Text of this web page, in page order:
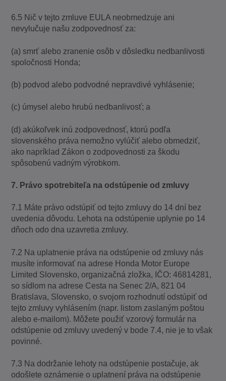
6.5 Nič v tejto zmluve EULA neobmedzuje ani
nevylučuje našu zodpovednosť za:
(a) smrť alebo zranenie osôb v dôsledku nedbanlivosti
spoločnosti Honda;
(b) podvod alebo podvodné nepravdivé vyhlásenie;
(c) úmysel alebo hrubú nedbanlivosť; a
(d) akúkoľvek inú zodpovednosť, ktorú podľa
slovenského práva nemožno vylúčiť alebo obmedziť,
ako napríklad Zákon o zodpovednosti za škodu
spôsobenú vadným výrobkom.
7. Právo spotrebiteľa na odstúpenie od zmluvy
7.1 Máte právo odstúpiť od tejto zmluvy do 14 dní bez
uvedenia dôvodu. Lehota na odstúpenie uplynie po 14
dňoch odo dna uzavretia zmluvy.
7.2 Na uplatnenie práva na odstúpenie od zmluvy nás
musíte informovať na adrese Honda Motor Europe
Limited Slovensko, organizačná zložka, IČO: 46814281,
so sídlom na adrese Cesta na Senec 2/A, 821 04
Bratislava, Slovensko, o svojom rozhodnutí odstúpiť od
tejto zmluvy vyhlásením (napr. listom zaslaným poštou
alebo e-mailom). Môžete použiť vzorový formulár na
odstúpenie od zmluvy uvedený v bode 7.4, nie je to však
povinné.
7.3 Na dodržanie lehoty na odstúpenie postačuje, ak
odošlete oznámenie o uplatnení práva na odstúpenie